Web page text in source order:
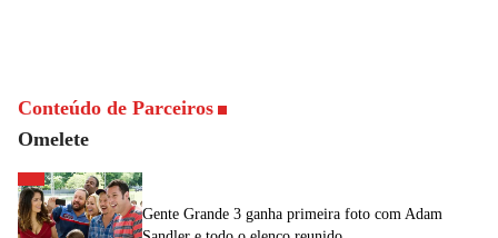
Conteúdo de Parceiros
Omelete
Gente Grande 3 ganha primeira foto com Adam